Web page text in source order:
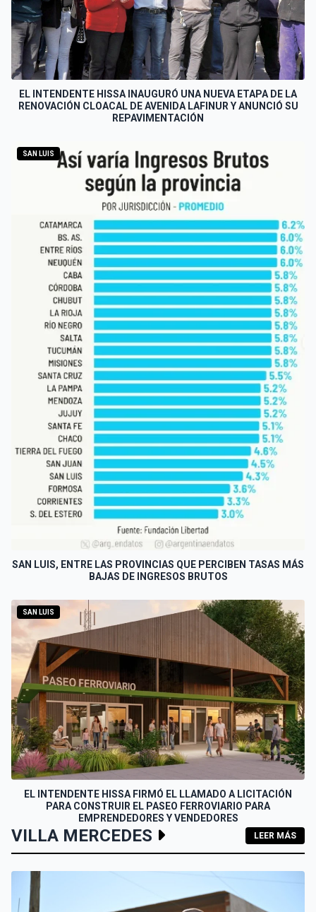
EL INTENDENTE HISSA INAUGURÓ UNA NUEVA ETAPA DE LA
RENOVACIÓN CLOACAL DE AVENIDA LAFINUR Y ANUNCIÓ SU
REPAVIMENTACIÓN
SAN LUIS
SAN LUIS, ENTRE LAS PROVINCIAS QUE PERCIBEN TASAS MÁS
BAJAS DE INGRESOS BRUTOS
SAN LUIS
EL INTENDENTE HISSA FIRMÓ EL LLAMADO A LICITACIÓN
PARA CONSTRUIR EL PASEO FERROVIARIO PARA
EMPRENDEDORES Y VENDEDORES
VILLA MERCEDES LEER MÁS